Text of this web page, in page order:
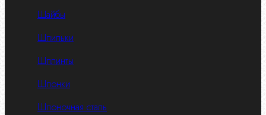
Шайбы
Шпильки
Шплинты
Шпонки
Шпоночная сталь